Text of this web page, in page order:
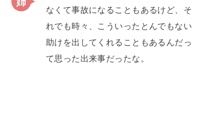
なくて事故になることもあるけど、そ
れでも時々、こういったとんでもない
助けを出してくれることもあるんだっ
て思った出来事だったな。